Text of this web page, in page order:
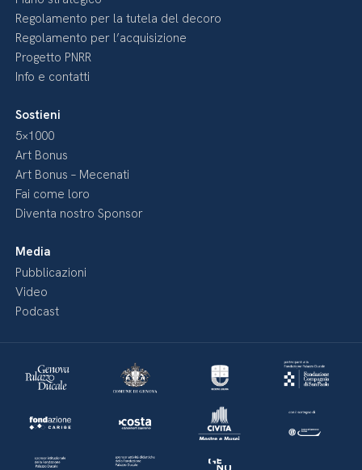
Regolamento per la tutela del decoro
Regolamento per l’acquisizione
Progetto PNRR
Info e contatti
Sostieni
5×1000
Art Bonus
Art Bonus – Mecenati
Fai come loro
Diventa nostro Sponsor
Media
Pubblicazioni
Video
Podcast